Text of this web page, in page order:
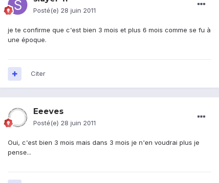
Posté(e) 28 juin 2011
je te confirme que c'est bien 3 mois et plus 6 mois comme se fu à
une époque.
Citer
Eeeves
Posté(e) 28 juin 2011
Oui, c'est bien 3 mois mais dans 3 mois je n'en voudrai plus je
pense...